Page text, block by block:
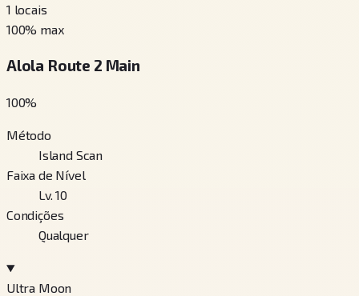
1 locais
100% max
Alola Route 2 Main
100%
Método
Island Scan
Faixa de Nível
Lv. 10
Condições
Qualquer
Ultra Moon